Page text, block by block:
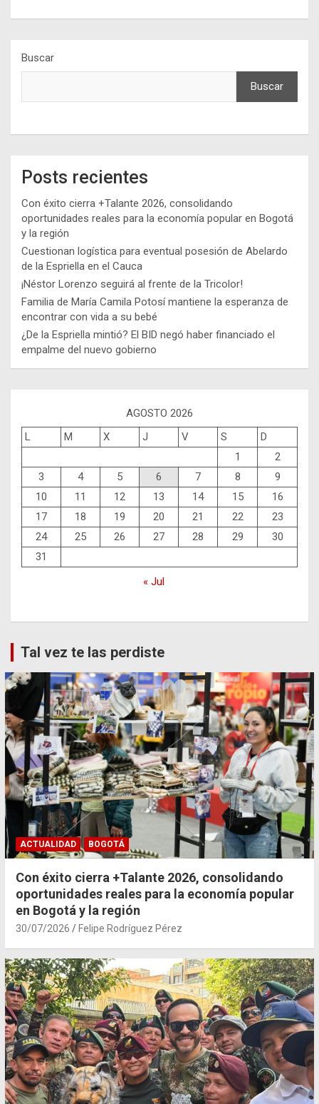
Buscar
Buscar
Posts recientes
Con éxito cierra +Talante 2026, consolidando
oportunidades reales para la economía popular en Bogotá
y la región
Cuestionan logística para eventual posesión de Abelardo
de la Espriella en el Cauca
¡Néstor Lorenzo seguirá al frente de la Tricolor!
Familia de María Camila Potosí mantiene la esperanza de
encontrar con vida a su bebé
¿De la Espriella mintió? El BID negó haber financiado el
empalme del nuevo gobierno
AGOSTO 2026
L
M X J V S
D
1
2
3
4 5 6 7 8
9
10
11 12 13 14 15
16
17
18 19 20 21 22
23
24
25 26 27 28 29
30
31
« Jul
Tal vez te las perdiste
ACTUALIDAD BOGOTÁ
Con éxito cierra +Talante 2026, consolidando
oportunidades reales para la economía popular
en Bogotá y la región
30/07/2026 Felipe Rodríguez Pérez